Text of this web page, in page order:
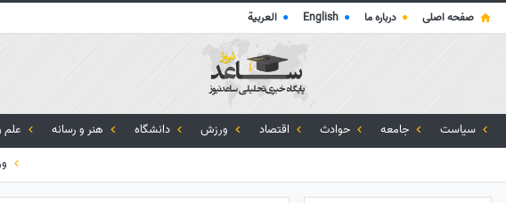
صفحه اصلی ● درباره ما ●
English
● العربية
سیاست جامعه حوادث اقتصاد ورزش دانشگاه هنر و رسانه علم